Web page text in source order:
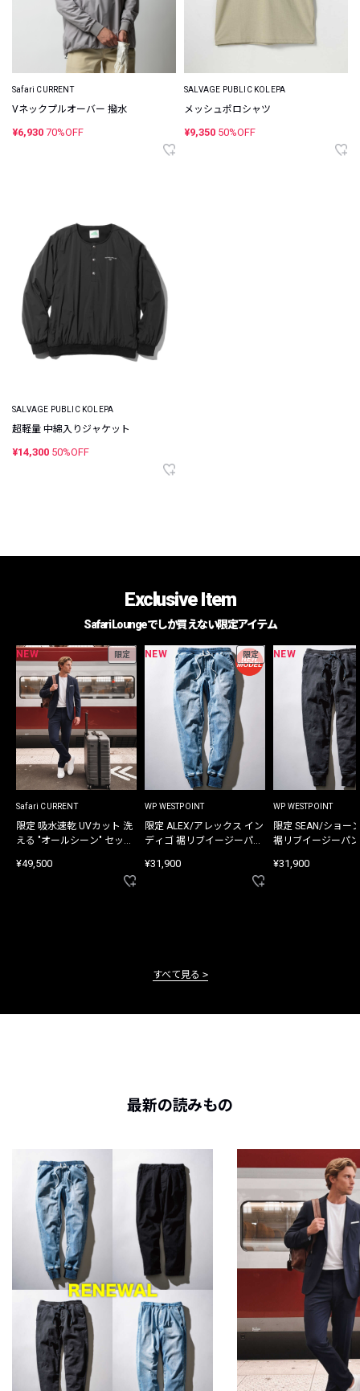
Safari CURRENT
Vネックプルオーバー 撥水
¥6,930 70%OFF
SALVAGE PUBLIC KOLEPA
メッシュポロシャツ
¥9,350 50%OFF
SALVAGE PUBLIC KOLEPA
超軽量 中綿入りジャケット
¥14,300 50%OFF
Exclusive Item
Safari Loungeでしか買えない限定アイテム
NEW 限定
Safari CURRENT
限定 吸水速乾 UVカット 洗
える "オールシーン" セット
¥49,500
NEW 限定
WP WESTPOINT
限定 ALEX/アレックス イン
ディゴ 裾リブイージーパン
¥31,900
NEW
WP WESTPOINT
限定 SEAN/ショー
裾リブイージーパ
¥31,900
すべて見る
最新の読みもの